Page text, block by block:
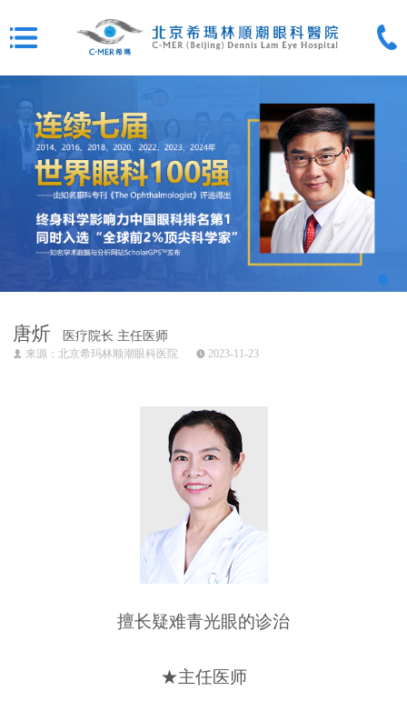
唐炘 医疗院长 主任医师
来源：北京希玛林顺潮眼科医院 2023-11-23
擅长疑难青光眼的诊治
★主任医师